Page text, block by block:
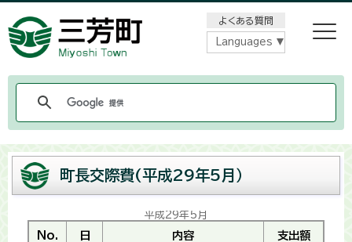
よくある質問
Languages
町長交際費(平成29年5月）
平成29年5月
No.
日
内容
支出額